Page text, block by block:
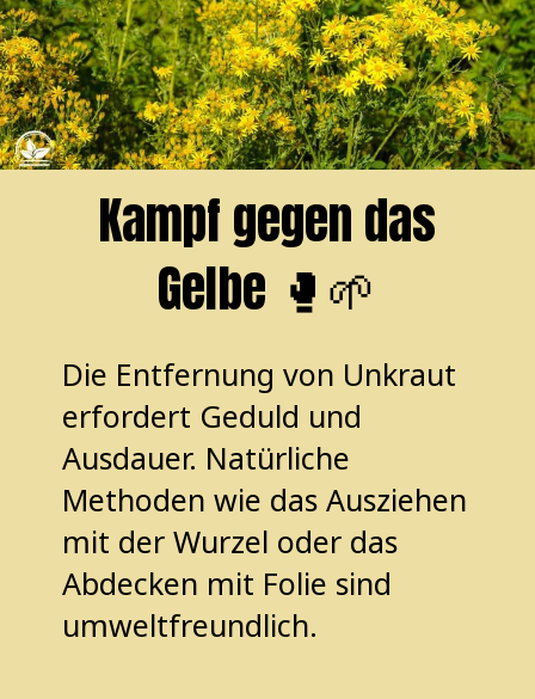
Kampf gegen das
Gelbe 🥊🌱
Die Entfernung von Unkraut
erfordert Geduld und
Ausdauer. Natürliche
Methoden wie das Ausziehen
mit der Wurzel oder das
Abdecken mit Folie sind
umweltfreundlich.